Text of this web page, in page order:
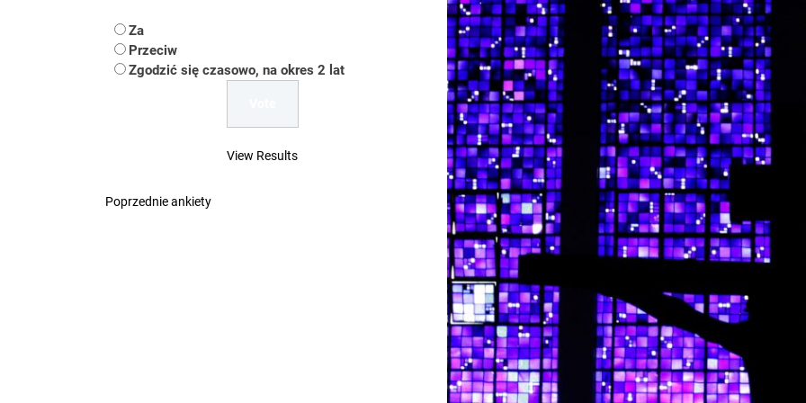
Uwaga Dębieńsko – woda nieprzydatna do spożycia!!!
Ilu mieszkańców ma Rybnik?
Dość komentowania kolejnych afer w ochronie zdrowia — czas zacząć mówić o
Za
Przeciw
Zgodzić się czasowo, na okres 2 lat
View Results
Poprzednie ankiety